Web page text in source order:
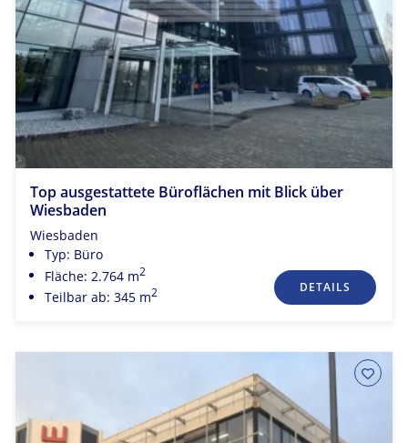
Top ausgestattete Büroflächen mit Blick über
Wiesbaden
Wiesbaden
Typ: Büro
Fläche: 2.764 m2
Teilbar ab: 345 m2 DETAILS